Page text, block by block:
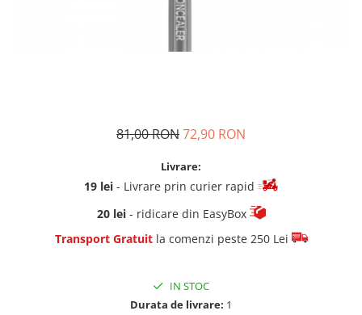
81,00 RON72,90 RON
Livrare:
19 lei - Livrare prin curier rapid
20 lei- ridicare din EasyBox
Transport Gratuitla comenzi peste 250 Lei
IN STOC
Durata de livrare: 1